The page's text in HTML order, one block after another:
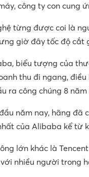
công ty con cung
từng được coi là
giờ đây tốc độ cắt
biểu tượng của
thu đi ngang,
ra công chúng 8
năm nay, hãng
của Alibaba kể từ
lớn khác là
nhiều người trong